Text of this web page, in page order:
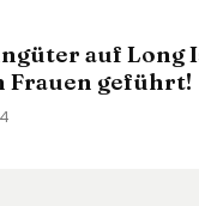
auf Long
Frauen geführt!